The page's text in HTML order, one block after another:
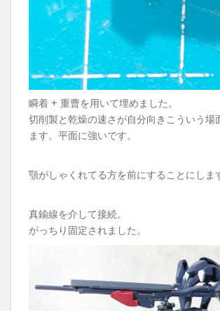
瞬着 + 重曹を用いて埋めました。
切削製と乾燥の速さが自分向きこういう場
ます。平面に強いです。
顎がしゃくれてる方を前にすることにしま
真鍮線を介して接続。
がっちり固定されました。